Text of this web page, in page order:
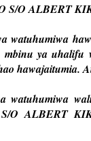
S/O ALBERT
watuhumiwa
mbinu ya uhalifu
hawajaitumia.
watuhumiwa
O ALBERT